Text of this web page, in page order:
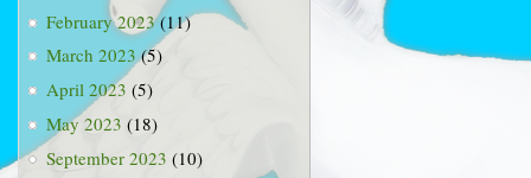
February 2023(11)
March 2023(5)
April 2023 (5)
May 2023 (18)
September 2023 (10)